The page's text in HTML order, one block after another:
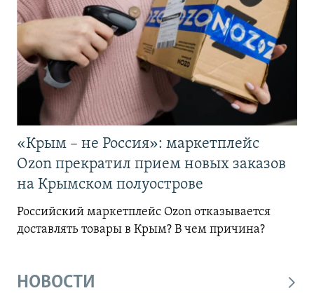
«Крым – не Россия»: маркетплейс
Ozon прекратил прием новых заказов
на Крымском полуострове
Российский маркетплейс Ozon отказывается
доставлять товары в Крым? В чем причина?
НОВОСТИ